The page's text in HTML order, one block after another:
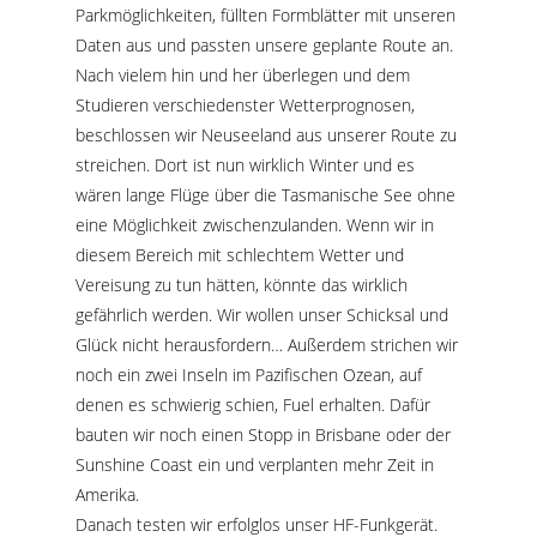
Parkmöglichkeiten, füllten Formblätter mit unseren
Daten aus und passten unsere geplante Route an.
Nach vielem hin und her überlegen und dem
Studieren verschiedenster Wetterprognosen,
beschlossen wir Neuseeland aus unserer Route zu
streichen. Dort ist nun wirklich Winter und es
wären lange Flüge über die Tasmanische See ohne
eine Möglichkeit zwischenzulanden. Wenn wir in
diesem Bereich mit schlechtem Wetter und
Vereisung zu tun hätten, könnte das wirklich
gefährlich werden. Wir wollen unser Schicksal und
Glück nicht herausfordern… Außerdem strichen wir
noch ein zwei Inseln im Pazifischen Ozean, auf
denen es schwierig schien, Fuel erhalten. Dafür
bauten wir noch einen Stopp in Brisbane oder der
Sunshine Coast ein und verplanten mehr Zeit in
Amerika.
Danach testen wir erfolglos unser HF-Funkgerät.